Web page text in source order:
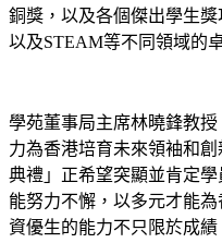
銅獎，以及各個傑出學生
以及STEAM等不同領域的
學苑董事局主席林曉鋒教
力為香港培育未來領袖和
典禮」正希望突顯並肯定
能努力不懈，以多元才能
資優生的能力不只限於成